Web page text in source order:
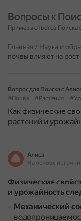
Вопросы к
Примеры ответов Поиска
Главная / Наука и
почвы влияют на рост
Вопрос для Поиска с
#Почва
#Растения
Как физические
растений и
Алиса
Физические
и урожайность
Механический